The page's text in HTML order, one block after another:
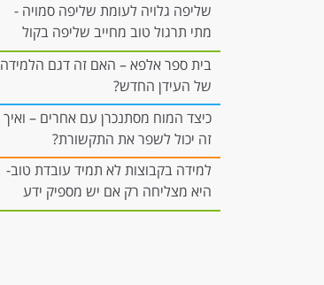
שליפה גלויה לעומת שליפה סמויה -
מתי תרגול טוב מחייב שליפה בקול
רם, ומתי הוא יכול להיות "בתוך
הראש"?
בית ספר אלפא – האם זה דגם הלמידה
של העידן החדש?
כיצד המוח מסתנכרן עם אחרים – ואיך
זה יכול לשפר את התקשורת?
למידה בקבוצות לא תמיד עובדת טוב-
היא מצליחה רק אם יש מספיק ידע
להשתתפות משמעותית